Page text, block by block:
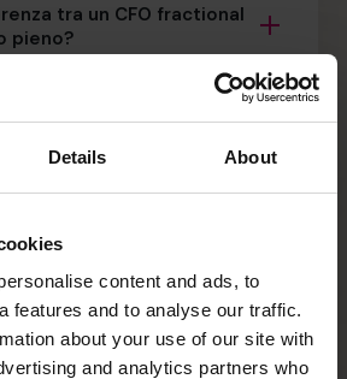
Details About
content and ads, to
features and to analyse our traffic.
about your use of our site with
and analytics partners who
tra un CFO fractional
pieno?
sapere se ho davvero
ci vuole per inserire un